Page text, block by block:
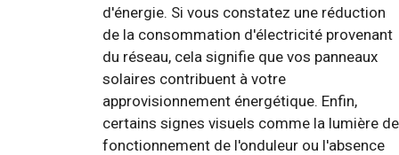
d'énergie. Si vous constatez une réduction
de la consommation d'électricité provenant
du réseau, cela signifie que vos panneaux
solaires contribuent à votre
approvisionnement énergétique. Enfin,
certains signes visuels comme la lumière de
fonctionnement de l'onduleur ou l'absence